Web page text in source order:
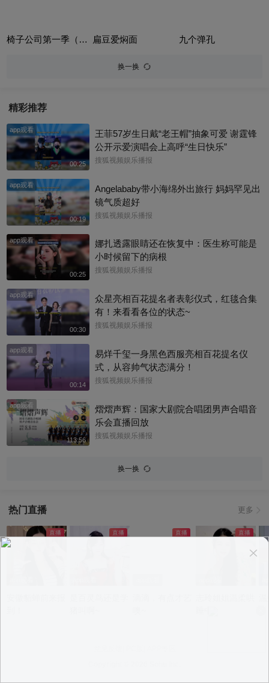
椅子公司第一季（The Chair Company Season 1） 扁豆爱焖面 九个弹孔
换一换
精彩推荐
app观看
00:25
王菲57岁生日戴“老王帽”抽象可爱 谢霆锋
公开示爱演唱会上高呼“生日快乐”
搜狐视频娱乐播报
app观看
00:19
Angelababy带小海绵外出旅行 妈妈罕见出
镜气质超好
搜狐视频娱乐播报
app观看
00:25
娜扎透露眼睛还在恢复中：医生称可能是
小时候留下的病根
搜狐视频娱乐播报
app观看
00:30
众星亮相百花提名者表彰仪式，红毯合集
有！来看看各位的状态~
搜狐视频娱乐播报
app观看
00:14
易烊千玺一身黑色西服亮相百花提名仪
式，从容帅气状态满分！
搜狐视频娱乐播报
app观看
113:56
熠熠声辉：国家大剧院合唱团男声合唱音
乐会直播回放
搜狐视频娱乐播报
换一换
热门直播 更多